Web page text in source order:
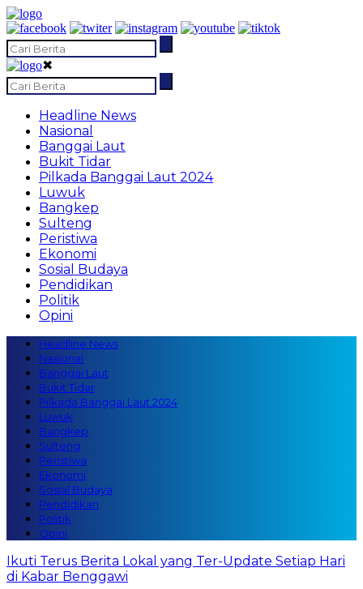
✖
Headline News
Nasional
Banggai Laut
Bukit Tidar
Pilkada Banggai Laut 2024
Luwuk
Bangkep
Sulteng
Peristiwa
Ekonomi
Sosial Budaya
Pendidikan
Politik
Opini
Headline News
Nasional
Banggai Laut
Bukit Tidar
Pilkada Banggai Laut 2024
Luwuk
Bangkep
Sulteng
Peristiwa
Ekonomi
Sosial Budaya
Pendidikan
Politik
Opini
Ikuti Terus Berita Lokal yang Ter-Update Setiap Hari
di Kabar Benggawi